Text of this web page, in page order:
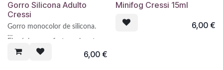
Gorro Silicona Adulto
Cressi
Gorro monocolor de silicona.
de los gorros de baño.
6,00€
Minifog Cressi 15ml
6,00€